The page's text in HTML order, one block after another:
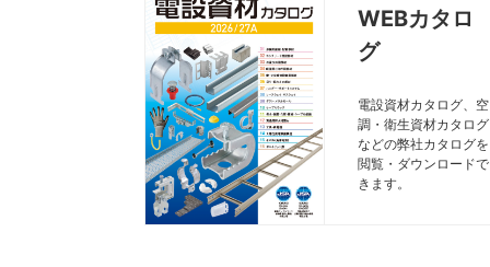
WEBカタロ
グ
電設資材カタログ、空
調・衛生資材カタログ
などの弊社カタログを
閲覧・ダウンロードで
きます。